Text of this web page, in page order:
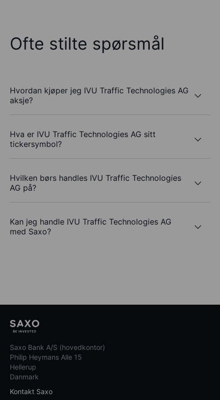
Ofte stilte spørsmål
Hvordan kjøper jeg IVU Traffic Technologies AG
aksje?
Hva er IVU Traffic Technologies AG sitt
tickersymbol?
Hvilken børs handles IVU Traffic Technologies
AG på?
Kan jeg handle IVU Traffic Technologies AG
med Saxo?
Saxo Bank A/S (hovedkontor)
Philip Heymans Alle 15
Hellerup
Danmark
Kontakt Saxo